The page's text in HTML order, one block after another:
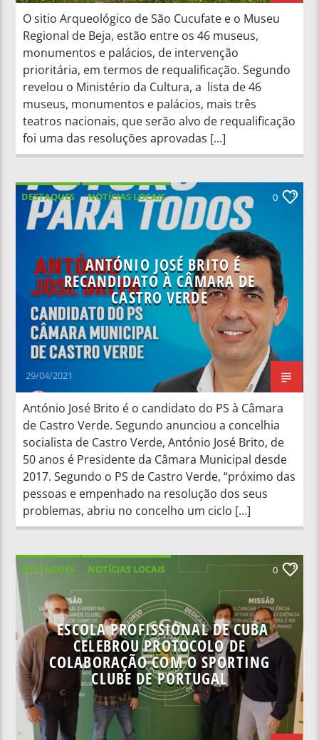
O sitio Arqueológico de São Cucufate e o Museu
Regional de Beja, estão entre os 46 museus,
monumentos e palácios, de intervenção
prioritária, em termos de requalificação. Segundo
revelou o Ministério da Cultura, a lista de 46
museus, monumentos e palácios, mais três
teatros nacionais, que serão alvo de requalificação
foi uma das resoluções aprovadas […]
DESTAQUES
NOTÍCIAS LOCAIS
NOTÍCIAS NACIONAIS
0
ANTÓNIO JOSÉ BRITO É
RECANDIDATO À CÂMARA DE
CASTRO VERDE
29/04/2021
António José Brito é o candidato do PS à Câmara
de Castro Verde. Segundo anunciou a concelhia
socialista de Castro Verde, António José Brito, de
50 anos é Presidente da Câmara Municipal desde
2017. Segundo o PS de Castro Verde, “próximo das
pessoas e empenhado na resolução dos seus
problemas, abriu no concelho um ciclo […]
DESTAQUES
NOTÍCIAS LOCAIS
NOTÍCIAS NACIONAIS
0
ESCOLA PROFISSIONAL DE CUBA
CELEBROU PROTOCOLO DE
COLABORAÇÃO COM O SPORTING
CLUBE DE PORTUGAL